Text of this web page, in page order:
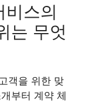
비스의
는 무엇
객을 위한 맞
부터 계약 체